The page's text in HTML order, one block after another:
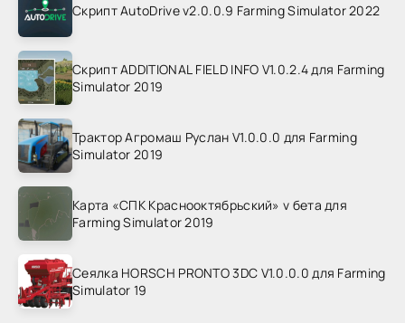
Скрипт AutoDrive v2.0.0.9 Farming Simulator 2022
Скрипт ADDITIONAL FIELD INFO V1.0.2.4 для Farming
Simulator 2019
Трактор Агромаш Руслан V1.0.0.0 для Farming
Simulator 2019
Карта «СПК Краснооктябрьский» v бета для
Farming Simulator 2019
Сеялка HORSCH PRONTO 3DC V1.0.0.0 для Farming
Simulator 19